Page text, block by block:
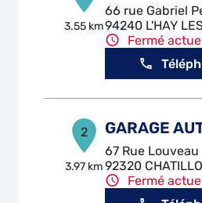
3.55 km
66 rue Gabriel
94240 L'HAY
Fermé
2
3.97 km
GARAGE
67 Rue Louveau
92320
Fermé